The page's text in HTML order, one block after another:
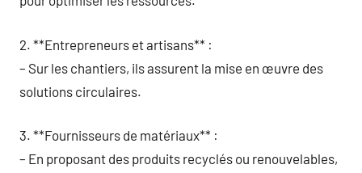
2. **Entrepreneurs et artisans** :
– Sur les chantiers, ils assurent la mise en œuvre des
solutions circulaires.
3. **Fournisseurs de matériaux** :
– En proposant des produits recyclés ou renouvelables,